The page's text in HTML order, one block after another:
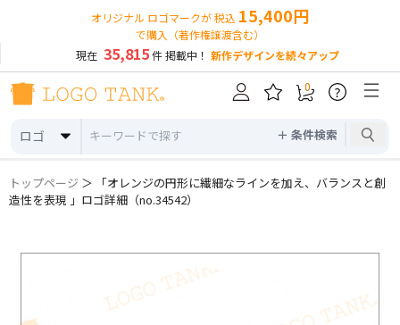
オリジナル ロゴマークが 税込 15,400円
で購入（著作権譲渡含む）
現在 35,815件 掲載中！ 新作デザインを続々アップ
ロゴ ＋ 条件検索
0 ?
トップページ ＞ 「オレンジの円形に繊細なラインを加え、バランスと創
造性を表現 」ロゴ詳細（no.34542）